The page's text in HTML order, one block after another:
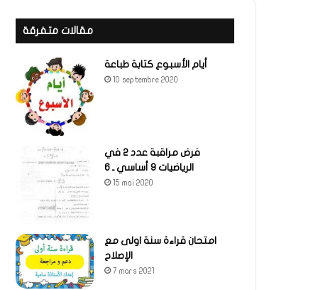
مقالات متفرقة
أيام الأسبوع كتابة طباعة
10 septembre 2020
فرض مراقبة عدد 2 في
الرياضيات 9 أساسي ـ 6
15 mai 2020
امتحان قراءة سنة اولى مع
الإصلاح
7 mars 2021